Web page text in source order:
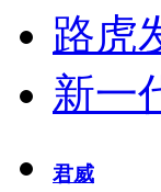
路虎
新一
君威